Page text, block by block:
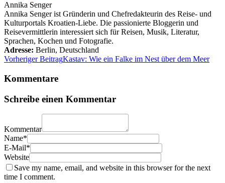
Annika Senger
Annika Senger ist Gründerin und Chefredakteurin des Reise- und
Kulturportals Kroatien-Liebe. Die passionierte Bloggerin und
Reisevermittlerin interessiert sich für Reisen, Musik, Literatur,
Sprachen, Kochen und Fotografie.
Adresse: Berlin, Deutschland
Vorheriger BeitragKastav: Wie ein Falke im Nest über dem Meer
Kommentare
Schreibe einen Kommentar
Kommentar
Name*
E-Mail*
Website
Save my name, email, and website in this browser for the next
time I comment.